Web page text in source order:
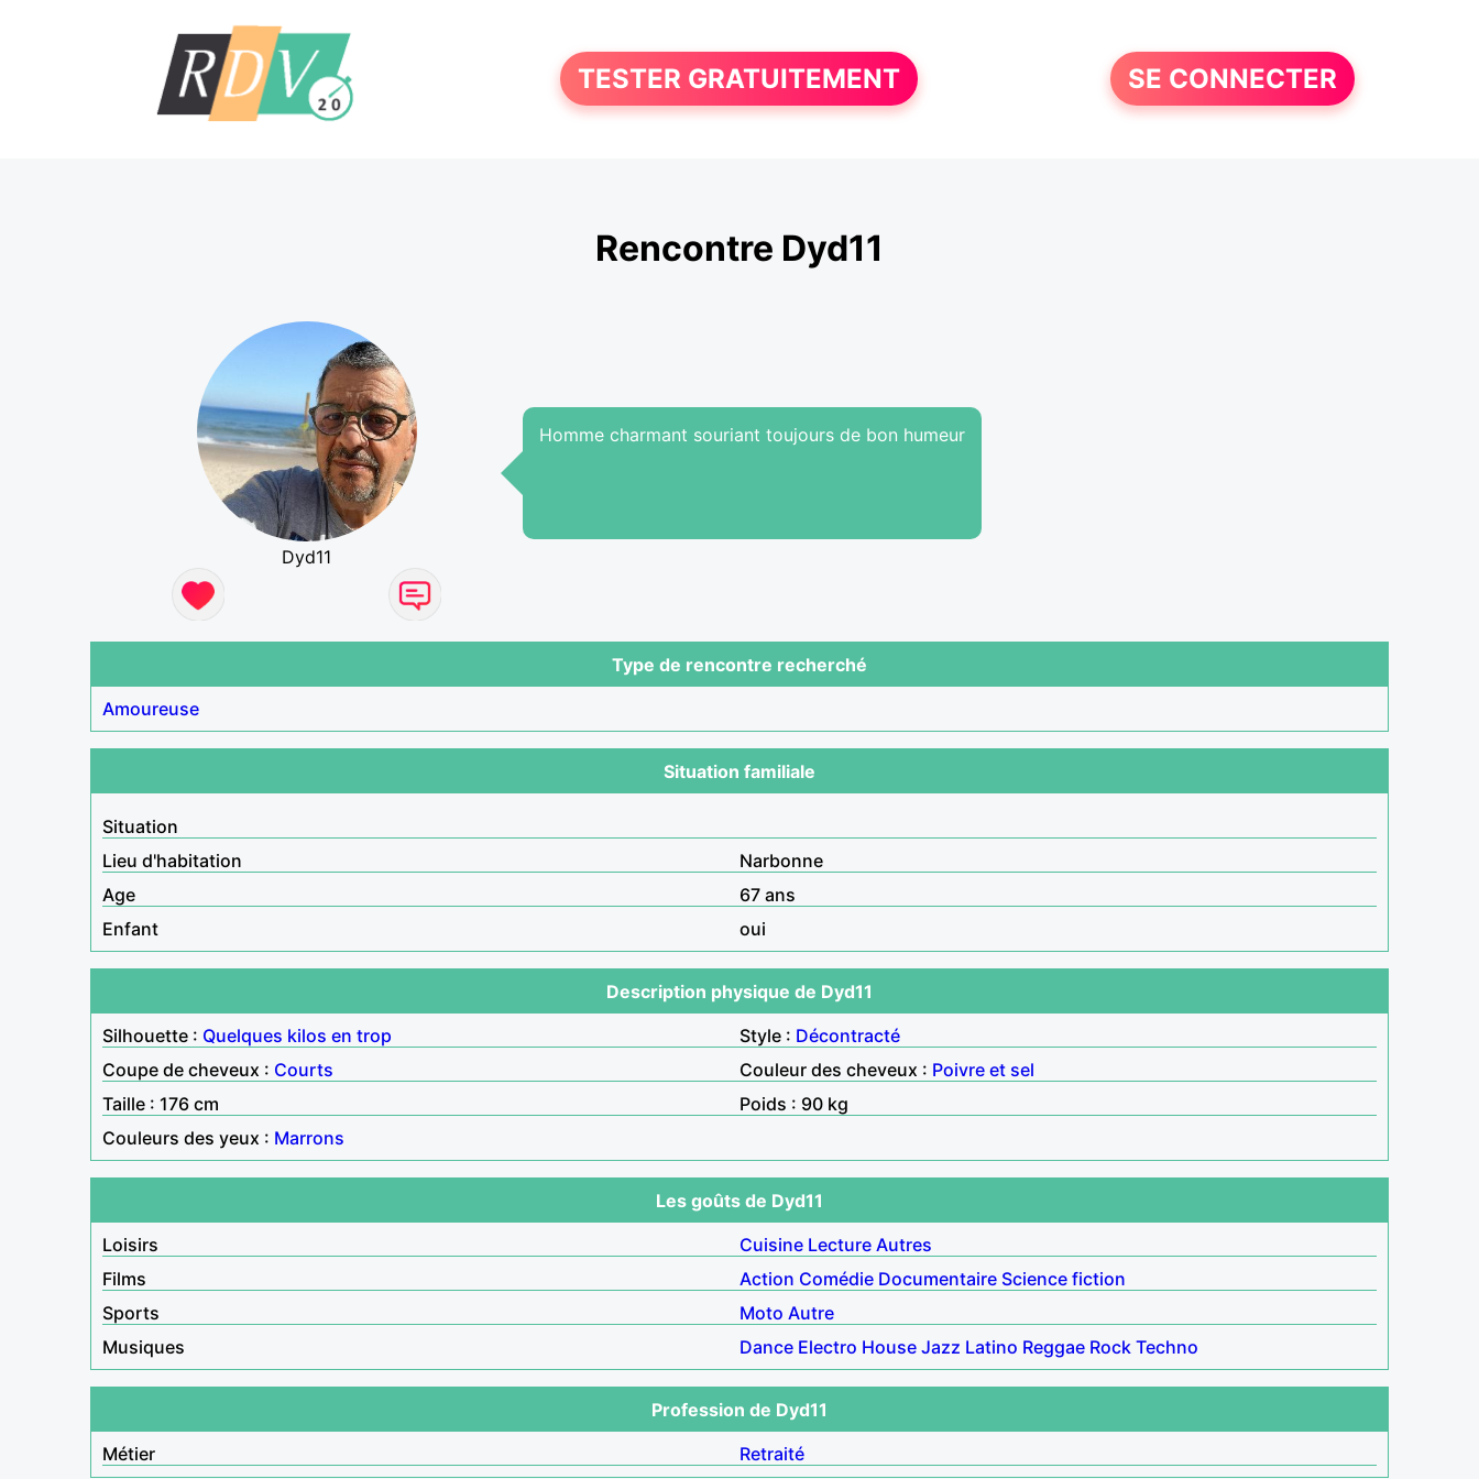
TESTER GRATUITEMENT SE CONNECTER
Rencontre Dyd11
Dyd11
Homme charmant souriant toujours de bon humeur
Type de rencontre recherché
Amoureuse
Situation familiale
Situation
Lieu d'habitation
Narbonne
Age
67 ans
Enfant
oui
Description physique de Dyd11
Silhouette : Quelques kilos en trop Style : Décontracté
Coupe de cheveux : Courts Couleur des cheveux : Poivre et sel
Taille : 176 cm
Poids : 90 kg
Couleurs des yeux : Marrons
Les goûts de Dyd11
Loisirs
Cuisine Lecture Autres
Films
Action Comédie Documentaire Science fiction
Sports
Moto Autre
Musiques
Dance Electro House Jazz Latino Reggae Rock Techno
Profession de Dyd11
Métier
Retraité